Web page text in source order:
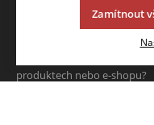
NAPIŠTE NÁM
produktech nebo e-shopu?
Zamítnout